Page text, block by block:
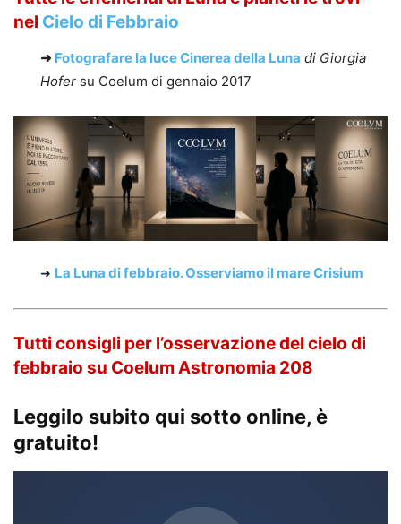
nel Cielo di Febbraio
➜ Fotografare la luce Cinerea della Luna di Giorgia
Hofer su Coelum di gennaio 2017
➜ La Luna di febbraio.Osserviamo il mare Crisium
Tutti consigli per l’osservazione del cielo di
febbraio su Coelum Astronomia 208
Leggilo subito qui sotto online, è
gratuito!